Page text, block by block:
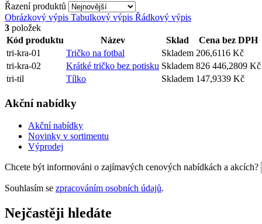
Řazení produktů
Obrázkový výpis Tabulkový výpis Řádkový výpis
3 položek
Kód produktu
Název Sklad Cena bez DPH
tri-kra-01
Tričko na fotbal Skladem 206,6116 Kč
tri-kra-02
Krátké tričko bez potisku Skladem 826 446,2809 Kč
tri-til
Tílko Skladem 147,9339 Kč
Akční nabídky
Akční nabídky
Novinky v sortimentu
Výprodej
Chcete být informováni o zajímavých cenových nabídkách a akcích?
Souhlasím se zpracováním osobních údajů.
Nejčastěji hledáte